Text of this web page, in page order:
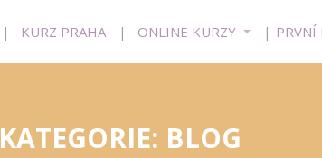
KURZ PRAHA ONLINE KURZY PRVNÍ
KATEGORIE: BLOG